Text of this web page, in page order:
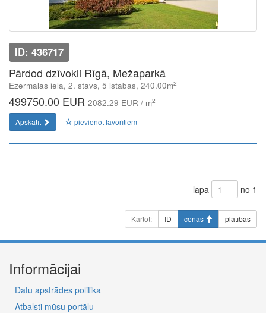
ID: 436717
Pārdod dzīvokli Rīgā, Mežaparkā
Ezermalas iela, 2. stāvs, 5 istabas, 240.00m2
499750.00 EUR 2082.29 EUR / m2
Apskatīt pievienot favorītiem
lapa no 1
Kārtot: ID cenas platības
Informācijai
Datu apstrādes politika
Atbalsti mūsu portālu